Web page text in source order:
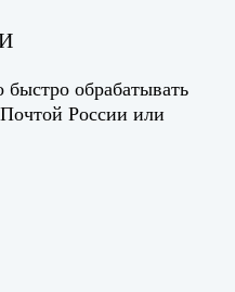
обрабатывать
России или